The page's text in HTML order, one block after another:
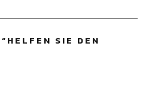
HELFEN SIE DEN